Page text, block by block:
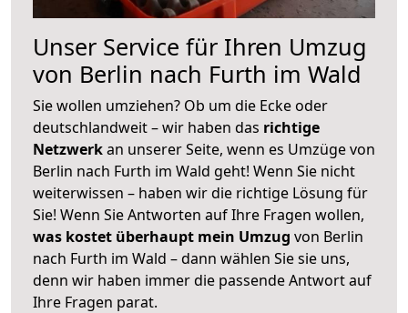
Unser Service für Ihren Umzug
von Berlin nach Furth im Wald
Sie wollen umziehen? Ob um die Ecke oder
deutschlandweit – wir haben das richtige
Netzwerkan unserer Seite, wenn es Umzüge von
Berlin nach Furth im Wald geht! Wenn Sie nicht
weiterwissen – haben wir die richtige Lösung für
Sie! Wenn Sie Antworten auf Ihre Fragen wollen,
was kostet überhaupt mein Umzug von Berlin
nach Furth im Wald – dann wählen Sie sie uns,
denn wir haben immer die passende Antwort auf
Ihre Fragen parat.